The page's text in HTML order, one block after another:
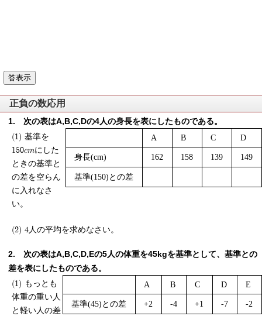
正負の数応用
次の表はA,B,C,Dの4人の身長を表にしたものである。
A
B C D
身長(cm) 162 158 139 149
基準(150)との差
(1) 基準を
150cmにした
ときの基準と
の差を空らん
に入れなさ
い。
(2) 4人の平均を求めなさい。
次の表はA,B,C,D,Eの5人の体重を45kgを基準として、基準との
差を表にしたものである。
A
B C D E
基準(45)との差 +2 -4 +1 -7 -2
(1) もっとも
体重の重い人
と軽い人の差